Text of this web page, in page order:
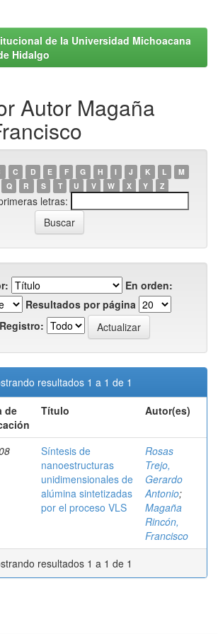
de la Universidad Michoacana
Hidalgo
Autor Magaña
C D E F G H I J K L
M
Q R S T U V W X Y Z
letras:
En orden:
Resultados por página
resultados 1 a 1 de 1
de
Título Autor(es)
Síntesis de
nanoestructuras
unidimensionales de
alúmina sintetizadas
por el proceso VLS
Rosas
Trejo,
Gerardo
Antonio;
Magaña
Rincón,
Francisco
resultados 1 a 1 de 1